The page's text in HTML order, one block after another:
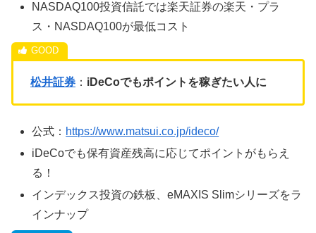
NASDAQ100投資信託では楽天証券の楽天・プラ
ス・NASDAQ100が最低コスト
松井証券 ： iDeCoでもポイントを稼ぎたい人に
公式： https://www.matsui.co.jp/ideco/
iDeCoでも保有資産残高に応じてポイントがもらえ
る！
インデックス投資の鉄板、eMAXIS Slimシリーズをラ
インナップ